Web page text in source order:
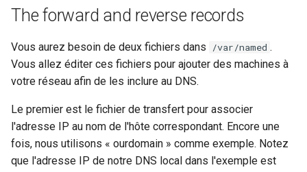
The forward and reverse records
Vous aurez besoin de deux fichiers dans /var/named .
Vous allez éditer ces fichiers pour ajouter des machines à
votre réseau afin de les inclure au DNS.
Le premier est le fichier de transfert pour associer
l'adresse IP au nom de l'hôte correspondant. Encore une
fois, nous utilisons « ourdomain » comme exemple. Notez
que l'adresse IP de notre DNS local dans l'exemple est